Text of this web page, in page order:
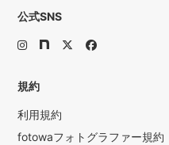
公式SNS
規約
利用規約
fotowaフォトグラファー規約